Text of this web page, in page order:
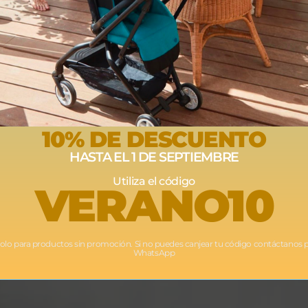
10% DE DESCUENTO
HASTA EL 1 DE SEPTIEMBRE
Utiliza el código
VERANO10
para productos sin promoción. Si no puedes canjear tu código contáctanos
WhatsApp